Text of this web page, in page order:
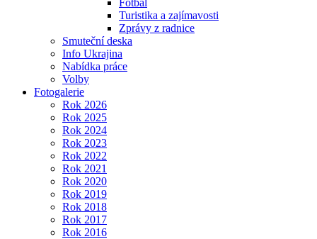
Fotbal
Turistika a zajímavosti
Zprávy z radnice
Smuteční deska
Info Ukrajina
Nabídka práce
Volby
Fotogalerie
Rok 2026
Rok 2025
Rok 2024
Rok 2023
Rok 2022
Rok 2021
Rok 2020
Rok 2019
Rok 2018
Rok 2017
Rok 2016